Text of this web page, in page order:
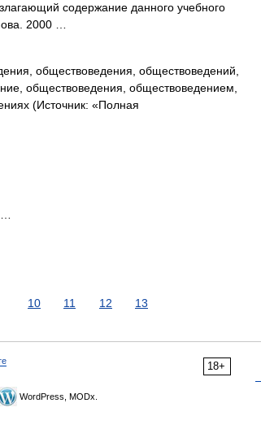
содержание данного учебного
2000 …
обществоведения, обществоведений,
обществоведения, обществоведением,
(Источник: «Полная
10 11 12 13
18+
WordPress, MODx.